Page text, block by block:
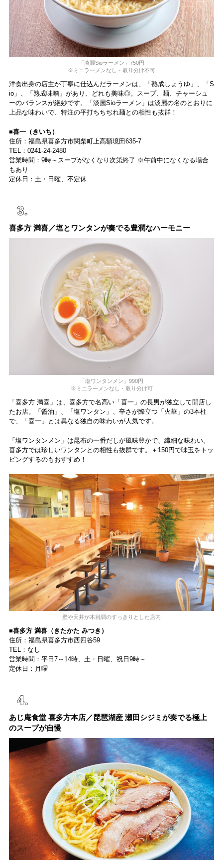
「淡麗Sioラーメン」750円
※ミニラーメンなし・取り分け不可
洋食出身の店主が丁寧に仕込んだラーメンは、「熟成しょうゆ」、「S
io」、「熟成味噌」があり、どれも美味◎。スープ、麺、チャーシュ
ーのバランスが絶妙です。「淡麗Sioラーメン」は淡麗の名のとおりに
上品な味わいで、特注の平打ちちぢれ麺との相性も抜群！
■喜一（きいち）
住所：福島県喜多方市関柴町上高額境田635-7
TEL：0241-24-2480
営業時間：9時～スープがなくなり次第終了 ※午前中になくなる場合
もあり
定休日：土・日曜、不定休
喜多方 満喜／塩とワンタンが奏でる豊潤なハーモニー
「塩ワンタンメン」990円
※ミニラーメンなし・取り分け可
「喜多方 満喜」は、喜多方で名高い「喜一」の長男が独立して開店し
たお店。「醤油」、「塩ワンタン」、辛さが際立つ「火華」の3本柱
で、「喜一」とは異なる独自の味わいが人気です。
「塩ワンタンメン」は昆布の一番だしが風味豊かで、繊細な味わい。
喜多方では珍しいワンタンとの相性も抜群です。＋150円で味玉をトッ
ピングするのもおすすめ！
壁や天井が木目調のすっきりとした店内
■喜多方 満喜（きたかた みつき）
住所：福島県喜多方市西四谷59
TEL：なし
営業時間：平日7～14時、土・日曜、祝日9時～
定休日：月曜
あじ庵食堂 喜多方本店／琵琶湖産 瀬田シジミが奏でる極上
のスープが自慢